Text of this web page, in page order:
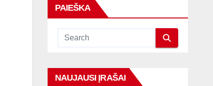
PAIEŠKA
NAUJAUSI ĮRAŠAI